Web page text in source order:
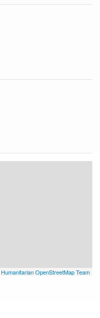
Humanitarian OpenStreetMap Team